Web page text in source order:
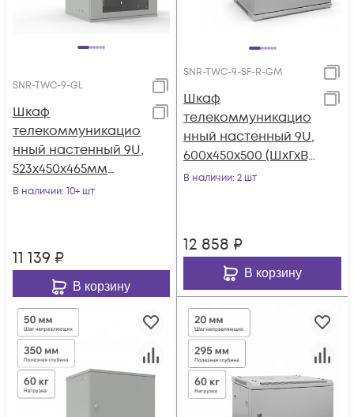
SNR-TWC-9-GL
Шкаф
телекоммуникацио
нный настенный 9U,
523х450х465мм
серия LITE
В наличии: 10+ шт
11 139 ₽
В корзину
SNR-TWC-9-SF-R-GM
Шкаф
телекоммуникацио
нный настенный 9U,
600х450х500 (ШхГхВ),
дверь
В наличии: 2 шт
12 858 ₽
В корзину